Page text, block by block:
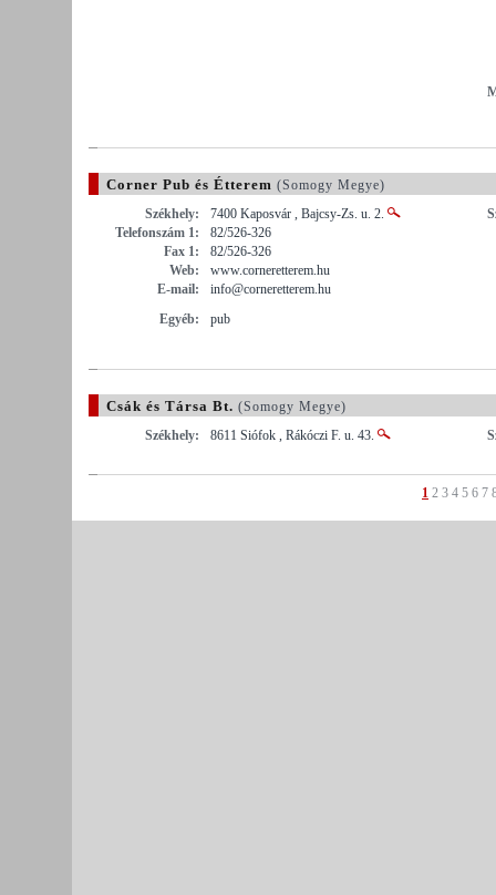
Corner Pub és Étterem (Somogy Megye)
Székhely:
7400 Kaposvár , Bajcsy-Zs. u. 2.
Telefonszám 1:
82/526-326
Fax 1:
82/526-326
Web:
www.corneretterem.hu
E-mail:
info@corneretterem.hu
Egyéb:
pub
Csák és Társa Bt. (Somogy Megye)
Székhely:
8611 Siófok , Rákóczi F. u. 43.
1 2 3 4 5 6 7